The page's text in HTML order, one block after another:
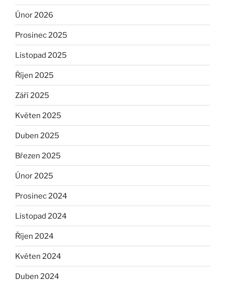
Únor 2026
Prosinec 2025
Listopad 2025
Říjen 2025
Září 2025
Květen 2025
Duben 2025
Březen 2025
Únor 2025
Prosinec 2024
Listopad 2024
Říjen 2024
Květen 2024
Duben 2024